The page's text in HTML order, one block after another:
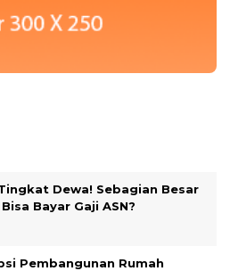
Dewa! Sebagian Besar
Bayar Gaji ASN?
Pembangunan Rumah